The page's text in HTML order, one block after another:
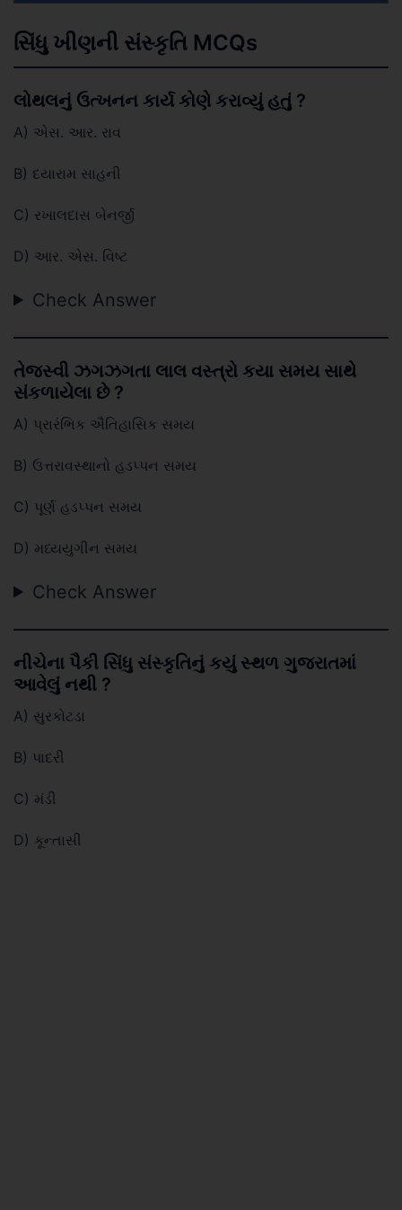
સિંધુ ખીણની સંસ્કૃતિ MCQs
લોથલનું ઉત્ખનન કાર્ય કોણે કરાવ્યું હતું ?
A) એસ. આર. રાવ
B) દયારામ સાહની
C) રખાલદાસ બેનર્જી
D) આર. એસ. વિષ્ટ
Check Answer
તેજસ્વી ઝગઝગતા લાલ વસ્ત્રો કયા સમય સાથે
સંકળાયેલા છે ?
A) પ્રારંભિક ઐતિહાસિક સમય
B) ઉત્તરાવસ્થાનો હડપ્પન સમય
C) પૂર્ણ હડપ્પન સમય
D) મધ્યયુગીન સમય
Check Answer
નીચેના પૈકી સિંધુ સંસ્કૃતિનું કયું સ્થળ ગુજરાતમાં
આવેલું નથી ?
A) સુરકોટડા
B) પાદરી
C) મંડી
D) કૂન્તાસી